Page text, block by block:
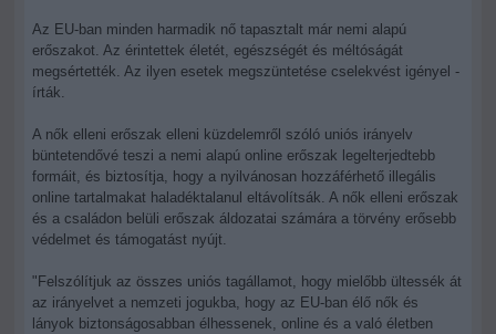
Az EU-ban minden harmadik nő tapasztalt már nemi alapú
erőszakot. Az érintettek életét, egészségét és méltóságát
megsértették. Az ilyen esetek megszüntetése cselekvést igényel -
írták.
A nők elleni erőszak elleni küzdelemről szóló uniós irányelv
büntetendővé teszi a nemi alapú online erőszak legelterjedtebb
formáit, és biztosítja, hogy a nyilvánosan hozzáférhető illegális
online tartalmakat haladéktalanul eltávolítsák. A nők elleni erőszak
és a családon belüli erőszak áldozatai számára a törvény erősebb
védelmet és támogatást nyújt.
"Felszólítjuk az összes uniós tagállamot, hogy mielőbb ültessék át
az irányelvet a nemzeti jogukba, hogy az EU-ban élő nők és
lányok biztonságosabban élhessenek, online és a való életben